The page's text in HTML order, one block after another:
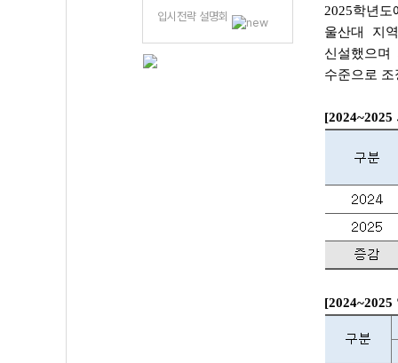
입시전략 설명회
2025학년
울산대 지
신설했으며
수준으로